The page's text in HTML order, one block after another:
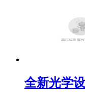
全新光学